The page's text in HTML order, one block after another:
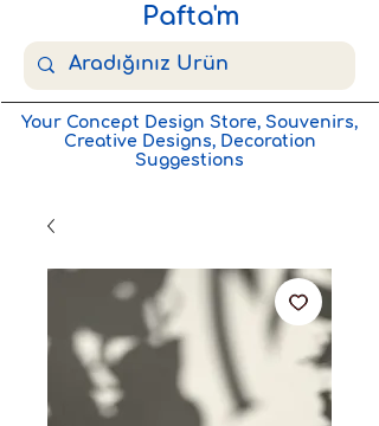
Pafta'm
Your Concept Design Store, Souvenirs,
Creative Designs, Decoration
Suggestions